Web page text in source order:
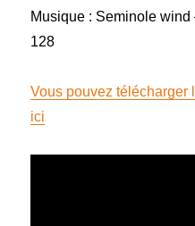
Musique : Seminole
128
Vous pouvez
ici